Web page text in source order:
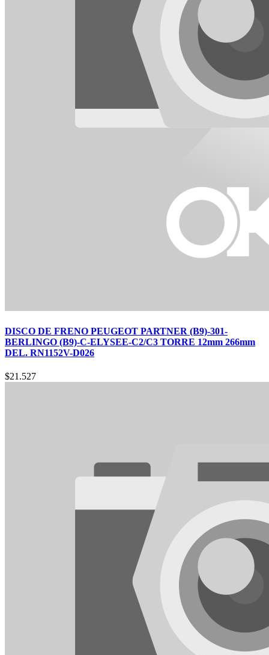
DISCO DE FRENO PEUGEOT PARTNER (B9)-301-
BERLINGO (B9)-C-ELYSEE-C2/C3 TORRE 12mm 266mm
DEL. RN1152V-D026
$21.527